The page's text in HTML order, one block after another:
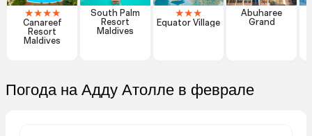
★★★★
Canareef
Resort
Maldives
South Palm
Resort
Maldives
★★★
Equator Village
Abuharee
Grand
Погода на Адду Атолле в феврале